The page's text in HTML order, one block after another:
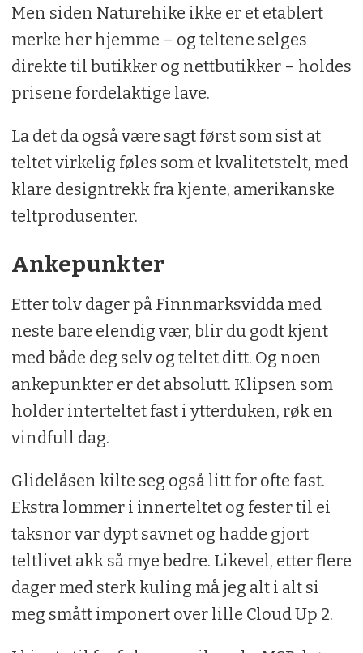
Men siden Naturehike ikke er et etablert
merke her hjemme – og teltene selges
direkte til butikker og nettbutikker – holdes
prisene fordelaktige lave.
La det da også være sagt først som sist at
teltet virkelig føles som et kvalitetstelt, med
klare designtrekk fra kjente, amerikanske
teltprodusenter.
Ankepunkter
Etter tolv dager på Finnmarksvidda med
neste bare elendig vær, blir du godt kjent
med både deg selv og teltet ditt. Og noen
ankepunkter er det absolutt. Klipsen som
holder interteltet fast i ytterduken, røk en
vindfull dag.
Glidelåsen kilte seg også litt for ofte fast.
Ekstra lommer i innerteltet og fester til ei
taksnor var dypt savnet og hadde gjort
teltlivet akk så mye bedre. Likevel, etter flere
dager med sterk kuling må jeg alt i alt si
meg smått imponert over lille Cloud Up 2.